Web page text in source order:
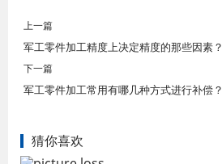
上一篇
军工零件加工精度上决定精度的那些因素？
下一篇
军工零件加工常用有哪几种方式进行补偿？
猜你喜欢